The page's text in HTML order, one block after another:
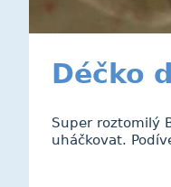
Déčko
Super roztomilý
uháčkovat.